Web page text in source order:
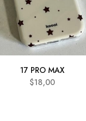
17 PRO MAX
$18,00